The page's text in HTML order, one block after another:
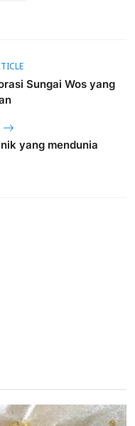
Sungai Wos yang
yang mendunia